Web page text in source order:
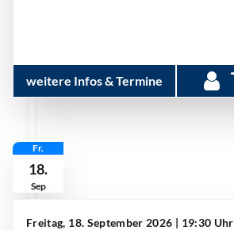
weitere Infos & Termine
Fr.
18.
Sep
Freitag, 18. September 2026 | 19:30 Uhr